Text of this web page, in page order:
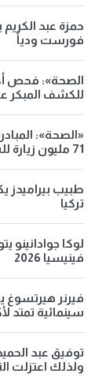
حمزة عبد
فورست ودياً
للكشف المبكر
«الصحة»:
71 مليون زيارة للسيدات لتلقي خدمات الفحص والتوعية
طبيب
تركيا
لوكا جوادانينو
فينيسيا 2026
فيرنر هيرتسوغ
سينمائية تمتد
توفيق عبد
ولذلك اعتزلت